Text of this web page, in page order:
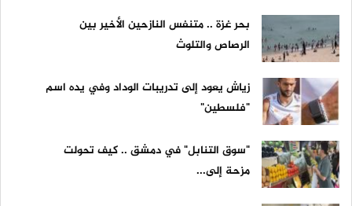
بحر غزة .. متنفس النازحين الأخير بين
الرصاص والتلوث
زياش يعود إلى تدريبات الوداد وفي يده اسم
"فلسطين"
"سوق التنابل" في دمشق .. كيف تحولت
مزحة إلى...